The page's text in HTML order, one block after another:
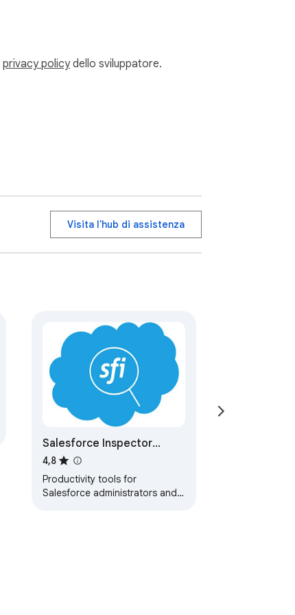
privacy policydello sviluppatore.
Visita l'hub di assistenza
Salesforce Inspector
Reloaded
4,8
Productivity tools for
Salesforce administrators and